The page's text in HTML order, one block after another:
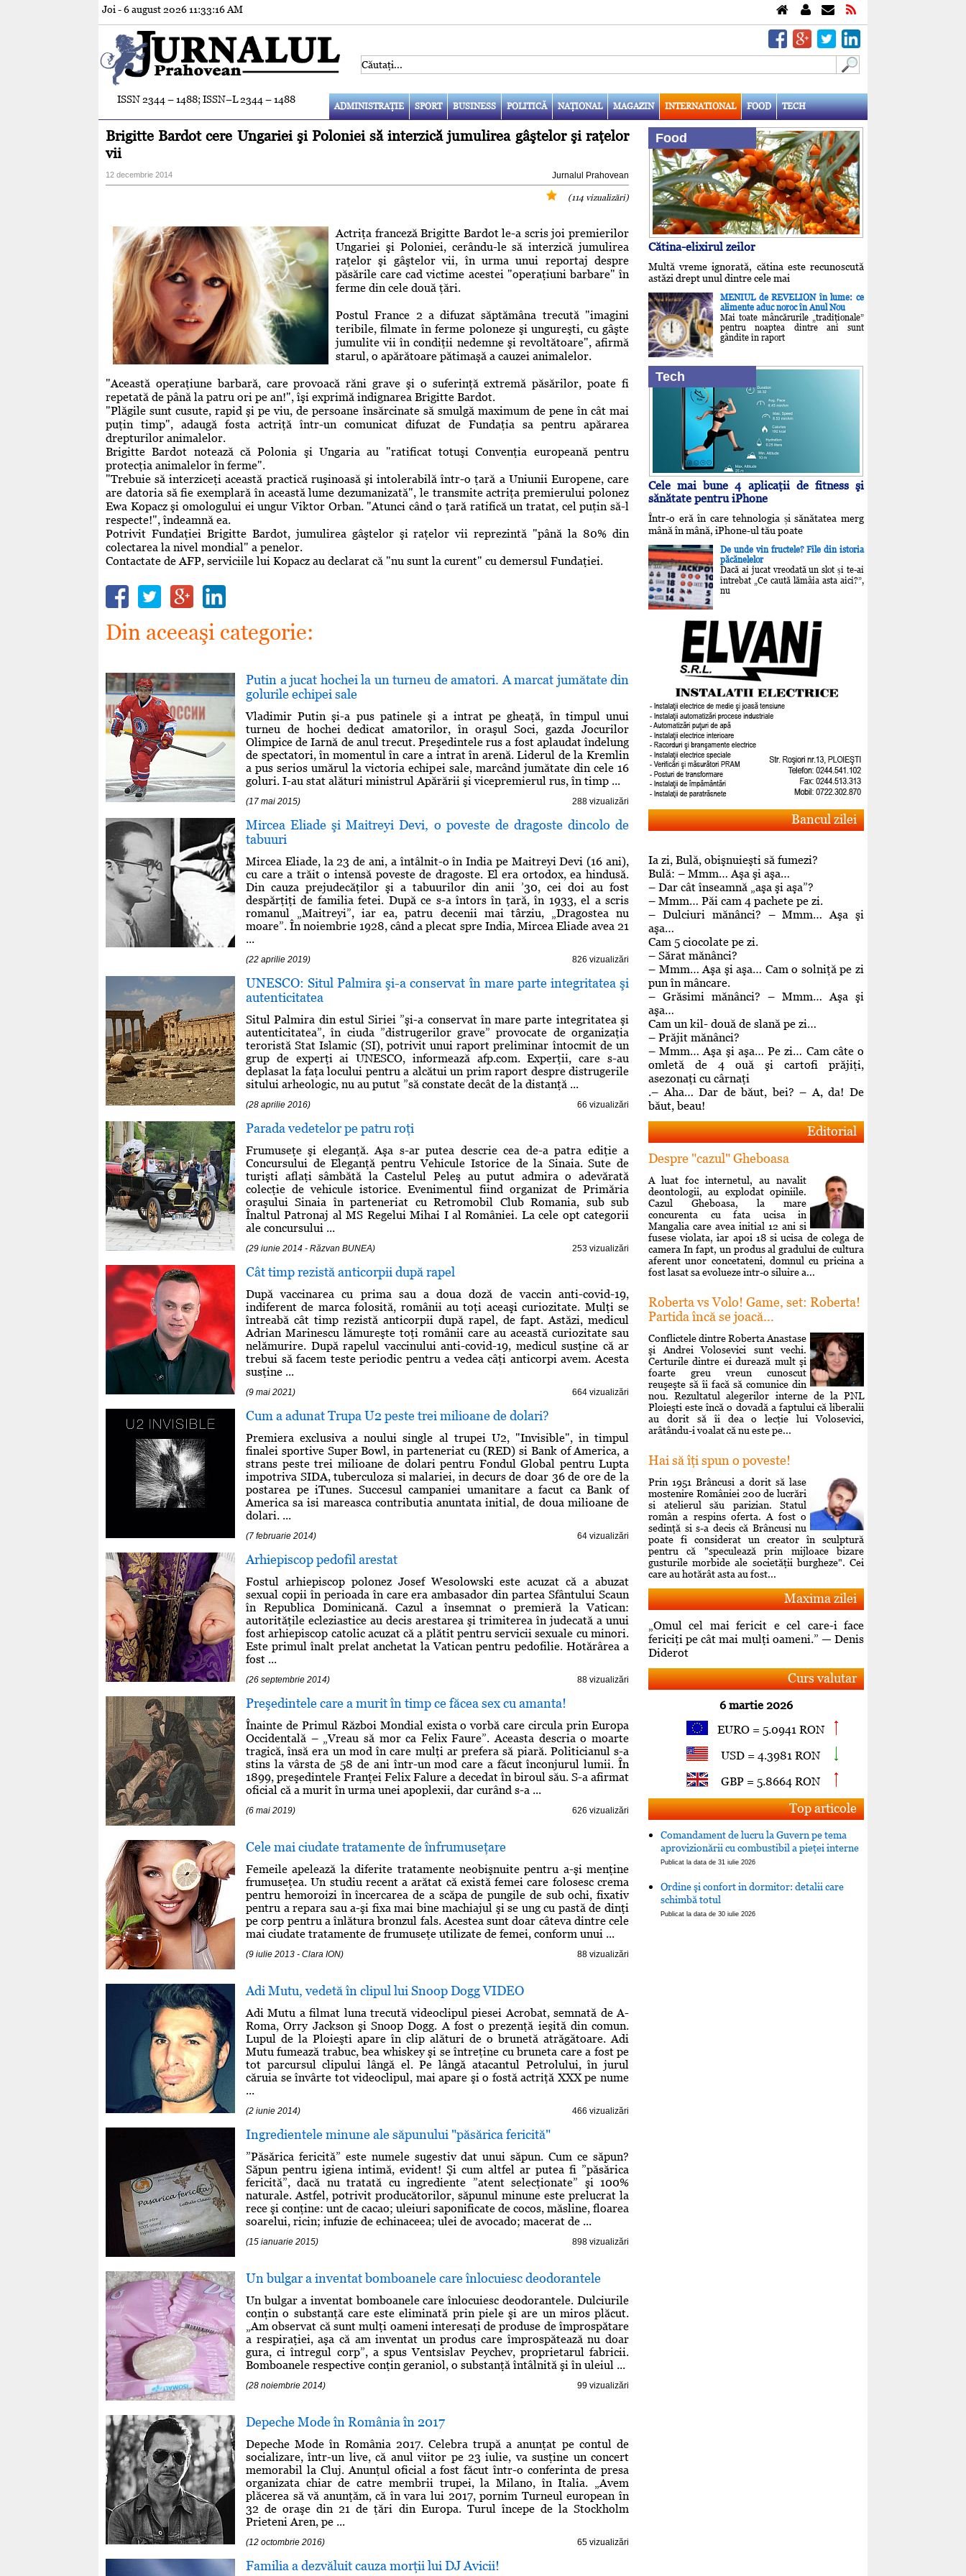
Joi - 6 august 202611:33:18 AM
ISSN 2344 – 1488; ISSN–L 2344 – 1488
ADMINISTRAŢIE SPORT BUSINESS POLITICĂ NAŢIONAL MAGAZIN INTERNATIONAL FOOD TECH
Brigitte Bardot cere Ungariei şi Poloniei să interzică jumulirea gâştelor şi raţelor
vii
12 decembrie 2014 Jurnalul Prahovean
(114 vizualizări)
Actriţa franceză Brigitte Bardot le-a scris joi premierilor
Ungariei şi Poloniei, cerându-le să interzică jumulirea
raţelor şi gâştelor vii, în urma unui reportaj despre
păsările care cad victime acestei "operaţiuni barbare" în
ferme din cele două ţări.
Postul France 2 a difuzat săptămâna trecută "imagini
teribile, filmate în ferme poloneze şi ungureşti, cu gâşte
jumulite vii în condiţii nedemne şi revoltătoare", afirmă
starul, o apărătoare pătimaşă a cauzei animalelor.
"Această operaţiune barbară, care provoacă răni grave şi o suferinţă extremă păsărilor, poate fi
repetată de până la patru ori pe an!", îşi exprimă indignarea Brigitte Bardot.
"Plăgile sunt cusute, rapid şi pe viu, de persoane însărcinate să smulgă maximum de pene în cât mai
puţin timp", adaugă fosta actriţă într-un comunicat difuzat de Fundaţia sa pentru apărarea
drepturilor animalelor.
Brigitte Bardot notează că Polonia şi Ungaria au "ratificat totuşi Convenţia europeană pentru
protecţia animalelor în ferme".
"Trebuie să interziceţi această practică ruşinoasă şi intolerabilă într-o ţară a Uniunii Europene, care
are datoria să fie exemplară în această lume dezumanizată", le transmite actriţa premierului polonez
Ewa Kopacz şi omologului ei ungur Viktor Orban. "Atunci când o ţară ratifică un tratat, cel puţin să-l
respecte!", îndeamnă ea.
Potrivit Fundaţiei Brigitte Bardot, jumulirea gâştelor şi raţelor vii reprezintă "până la 80% din
colectarea la nivel mondial" a penelor.
Contactate de AFP, serviciile lui Kopacz au declarat că "nu sunt la curent" cu demersul Fundaţiei.
Din aceeaşi categorie:
Putin a jucat hochei la un turneu de amatori. A marcat jumătate din
golurile echipei sale
Vladimir Putin şi-a pus patinele şi a intrat pe gheaţă, în timpul unui
turneu de hochei dedicat amatorilor, în oraşul Soci, gazda Jocurilor
Olimpice de Iarnă de anul trecut. Preşedintele rus a fost aplaudat îndelung
de spectatori, în momentul în care a intrat în arenă. Liderul de la Kremlin
a pus serios umărul la victoria echipei sale, marcând jumătate din cele 16
goluri. I-au stat alături ministrul Apărării şi vicepremierul rus, în timp ...
(17 mai 2015) 288 vizualizări
Mircea Eliade şi Maitreyi Devi, o poveste de dragoste dincolo de
tabuuri
Mircea Eliade, la 23 de ani, a întâlnit-o în India pe Maitreyi Devi (16 ani),
cu care a trăit o intensă poveste de dragoste. El era ortodox, ea hindusă.
Din cauza prejudecăţilor şi a tabuurilor din anii ’30, cei doi au fost
despărţiţi de familia fetei. După ce s-a întors în ţară, în 1933, el a scris
romanul „Maitreyi”, iar ea, patru decenii mai târziu, „Dragostea nu
moare”. În noiembrie 1928, când a plecat spre India, Mircea Eliade avea 21
...
(22 aprilie 2019) 826 vizualizări
UNESCO: Situl Palmira şi-a conservat în mare parte integritatea şi
autenticitatea
Situl Palmira din estul Siriei ”şi-a conservat în mare parte integritatea şi
autenticitatea”, în ciuda ”distrugerilor grave” provocate de organizaţia
teroristă Stat Islamic (SI), potrivit unui raport preliminar întocmit de un
grup de experţi ai UNESCO, informează afp.com. Experţii, care s-au
deplasat la faţa locului pentru a alcătui un prim raport despre distrugerile
sitului arheologic, nu au putut ”să constate decât de la distanţă ...
(28 aprilie 2016) 66 vizualizări
Parada vedetelor pe patru roţi
Frumuseţe şi eleganţă. Aşa s-ar putea descrie cea de-a patra ediţie a
Concursului de Eleganţă pentru Vehicule Istorice de la Sinaia. Sute de
turişti aflaţi sâmbătă la Castelul Peleş au putut admira o adevărată
colecţie de vehicule istorice. Evenimentul fiind organizat de Primăria
oraşului Sinaia în parteneriat cu Retromobil Club Romania, sub sub
Înaltul Patronaj al MS Regelui Mihai I al României. La cele opt categorii
ale concursului ...
(29 iunie 2014 - Răzvan BUNEA) 253 vizualizări
Cât timp rezistă anticorpii după rapel
După vaccinarea cu prima sau a doua doză de vaccin anti-covid-19,
indiferent de marca folosită, românii au toţi aceaşi curiozitate. Mulţi se
întreabă cât timp rezistă anticorpii după rapel, de fapt. Astăzi, medicul
Adrian Marinescu lămureşte toţi românii care au această curiozitate sau
nelămurire. După rapelul vaccinului anti-covid-19, medicul susţine că ar
trebui să facem teste periodic pentru a vedea câţi anticorpi avem. Acesta
susţine ...
(9 mai 2021) 664 vizualizări
Cum a adunat Trupa U2 peste trei milioane de dolari?
Premiera exclusiva a noului single al trupei U2, "Invisible", in timpul
finalei sportive Super Bowl, in parteneriat cu (RED) si Bank of America, a
strans peste trei milioane de dolari pentru Fondul Global pentru Lupta
impotriva SIDA, tuberculoza si malariei, in decurs de doar 36 de ore de la
postarea pe iTunes. Succesul campaniei umanitare a facut ca Bank of
America sa isi mareasca contributia anuntata initial, de doua milioane de
dolari. ...
(7 februarie 2014) 64 vizualizări
Arhiepiscop pedofil arestat
Fostul arhiepiscop polonez Josef Wesolowski este acuzat că a abuzat
sexual copii în perioada în care era ambasador din partea Sfântului Scaun
în Republica Dominicană. Cazul a însemnat o premieră la Vatican:
autorităţile ecleziastice au decis arestarea şi trimiterea în judecată a unui
fost arhiepiscop catolic acuzat că a plătit pentru servicii sexuale cu minori.
Este primul înalt prelat anchetat la Vatican pentru pedofilie. Hotărârea a
fost ...
(26 septembrie 2014) 88 vizualizări
Preşedintele care a murit în timp ce făcea sex cu amanta!
Înainte de Primul Război Mondial exista o vorbă care circula prin Europa
Occidentală – „Vreau să mor ca Felix Faure”. Aceasta descria o moarte
tragică, însă era un mod în care mulţi ar prefera să piară. Politicianul s-a
stins la vârsta de 58 de ani într-un mod care a făcut înconjurul lumii. În
1899, preşedintele Franţei Felix Falure a decedat în biroul său. S-a afirmat
oficial că a murit în urma unei apoplexii, dar curând s-a ...
(6 mai 2019) 626 vizualizări
Cele mai ciudate tratamente de înfrumuseţare
Femeile apelează la diferite tratamente neobişnuite pentru a-şi menţine
frumuseţea. Un studiu recent a arătat că există femei care folosesc crema
pentru hemoroizi în încercarea de a scăpa de pungile de sub ochi, fixativ
pentru a repara sau a-şi fixa mai bine machiajul şi se ung cu pastă de dinţi
pe corp pentru a înlătura bronzul fals. Acestea sunt doar câteva dintre cele
mai ciudate tratamente de frumuseţe utilizate de femei, conform unui ...
(9 iulie 2013 - Clara ION) 88 vizualizări
Adi Mutu, vedetă în clipul lui Snoop Dogg VIDEO
Adi Mutu a filmat luna trecută videoclipul piesei Acrobat, semnată de A-
Roma, Orry Jackson şi Snoop Dogg. A fost o prezenţă ieşită din comun.
Lupul de la Ploieşti apare în clip alături de o brunetă atrăgătoare. Adi
Mutu fumează trabuc, bea whiskey şi se întreţine cu bruneta care a fost pe
tot parcursul clipului lângă el. Pe lângă atacantul Petrolului, în jurul
căruia se învârte tot videoclipul, mai apare şi o fostă actriţă XXX pe nume
...
(2 iunie 2014) 466 vizualizări
Ingredientele minune ale săpunului "păsărica fericită"
”Păsărica fericită” este numele sugestiv dat unui săpun. Cum ce săpun?
Săpun pentru igiena intimă, evident! Şi cum altfel ar putea fi ”păsărica
fericită”, dacă nu tratată cu ingrediente ”atent selecţionate” şi 100%
naturale. Astfel, potrivit producătorilor, săpunul minune este prelucrat la
rece şi conţine: unt de cacao; uleiuri saponificate de cocos, măsline, floarea
soarelui, ricin; infuzie de echinaceea; ulei de avocado; macerat de ...
(15 ianuarie 2015) 898 vizualizări
Un bulgar a inventat bomboanele care înlocuiesc deodorantele
Un bulgar a inventat bomboanele care înlocuiesc deodorantele. Dulciurile
conţin o substanţă care este eliminată prin piele şi are un miros plăcut.
„Am observat că sunt mulţi oameni interesaţi de produse de împrospătare
a respiraţiei, aşa că am inventat un produs care împrospătează nu doar
gura, ci întregul corp”, a spus Ventsislav Peychev, proprietarul fabricii.
Bomboanele respective conţin geraniol, o substanţă întâlnită şi în uleiul ...
(28 noiembrie 2014) 99 vizualizări
Depeche Mode în România în 2017
Depeche Mode în România 2017. Celebra trupă a anunţat pe contul de
socializare, într-un live, că anul viitor pe 23 iulie, va susţine un concert
memorabil la Cluj. Anunţul oficial a fost făcut într-o conferinta de presa
organizata chiar de catre membrii trupei, la Milano, în Italia. „Avem
plăcerea să vă anunţăm, că în vara lui 2017, pornim Turneul european în
32 de oraşe din 21 de ţări din Europa. Turul începe de la Stockholm
Prieteni Aren, pe ...
(12 octombrie 2016) 65 vizualizări
Familia a dezvăluit cauza morţii lui DJ Avicii!
Food
Cătina-elixirul zeilor
Multă vreme ignorată, cătina este recunoscută
astăzi drept unul dintre cele mai
MENIUL de REVELION în lume: ce
alimente aduc noroc în Anul Nou
Mai toate mâncărurile „tradiţionale”
pentru noaptea dintre ani sunt
gândite în raport
Tech
Cele mai bune 4 aplicaţii de fitness şi
sănătate pentru iPhone
Într-o eră în care tehnologia și sănătatea merg
mână în mână, iPhone-ul tău poate
De unde vin fructele? File din istoria
păcănelelor
Dacă ai jucat vreodată un slot și te-ai
întrebat „Ce caută lămâia asta aici?”,
nu
Bancul zilei
Ia zi, Bulă, obişnuieşti să fumezi?
Bulă: – Mmm… Aşa şi aşa…
– Dar cât înseamnă „aşa şi aşa”?
– Mmm… Păi cam 4 pachete pe zi.
– Dulciuri mănânci? – Mmm… Aşa şi
aşa…
Cam 5 ciocolate pe zi.
– Sărat mănânci?
– Mmm… Aşa şi aşa… Cam o solniţă pe zi
pun în mâncare.
– Grăsimi mănânci? – Mmm… Aşa şi
aşa…
Cam un kil- două de slană pe zi…
– Prăjit mănânci?
– Mmm… Aşa şi aşa… Pe zi… Cam câte o
omletă de 4 ouă şi cartofi prăjiţi,
asezonaţi cu cârnaţi
.– Aha… Dar de băut, bei? – A, da! De
băut, beau!
Editorial
Despre "cazul" Gheboasa
A luat foc internetul, au navalit
deontologii, au explodat opiniile.
Cazul Gheboasa, la mare
concurenta cu fata ucisa in
Mangalia care avea initial 12 ani si
fusese violata, iar apoi 18 si ucisa de colega de
camera In fapt, un produs al gradului de cultura
aferent unor concetateni, domnul cu pricina a
fost lasat sa evolueze intr-o siluire a...
Roberta vs Volo! Game, set: Roberta!
Partida încă se joacă...
Conflictele dintre Roberta Anastase
şi Andrei Volosevici sunt vechi.
Certurile dintre ei durează mult şi
foarte greu vreun cunoscut
reuşeşte să îi facă să comunice din
nou. Rezultatul alegerilor interne de la PNL
Ploieşti este încă o dovadă a faptului că liberalii
au dorit să îi dea o lecţie lui Volosevici,
arâtându-i voalat că nu este pe...
Hai să îţi spun o poveste!
Prin 1951 Brâncusi a dorit să lase
mostenire României 200 de lucrări
si atelierul său parizian. Statul
român a respins oferta. A fost o
sedinţă si s-a decis că Brâncusi nu
poate fi considerat un creator în sculptură
pentru că "speculează prin mijloace bizare
gusturile morbide ale societăţii burgheze". Cei
care au hotărât asta au fost...
Maxima zilei
„Omul cel mai fericit e cel care-i face
fericiţi pe cât mai mulţi oameni.” — Denis
Diderot
Curs valutar
6 martie 2026
EURO = 5.0941 RON
USD = 4.3981 RON
GBP = 5.8664 RON
Top articole
Comandament de lucru la Guvern pe tema
aprovizionării cu combustibil a pieţei interne
Publicat la data de 31 iulie 2026
Ordine şi confort in dormitor: detalii care
schimbă totul
Publicat la data de 30 iulie 2026